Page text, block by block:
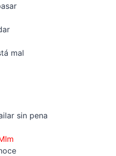
mal
sin pena